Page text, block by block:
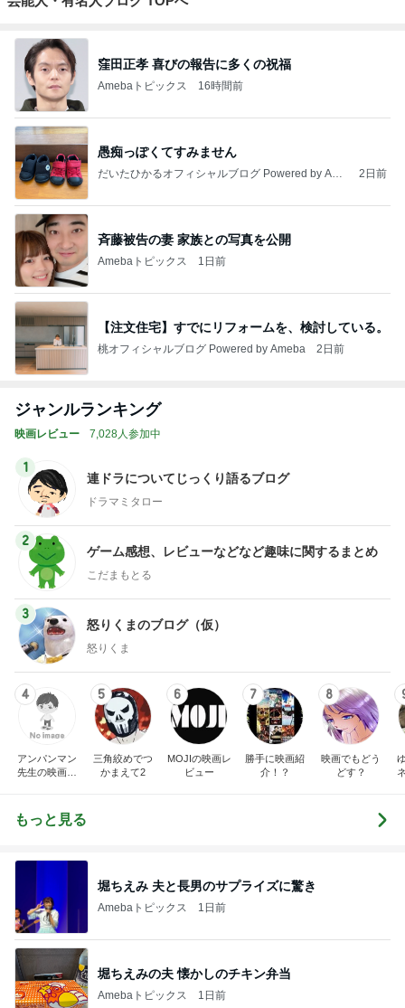
窪田正孝 喜びの報告に多くの祝福
Amebaトピックス 16時間前
愚痴っぽくてすみません
だいたひかるオフィシャルブログ Powered by Ame
2日前
斉藤被告の妻 家族との写真を公開
Amebaトピックス 1日前
【注文住宅】すでにリフォームを、検討している。
桃オフィシャルブログ Powered by Ameba 2日前
ジャンルランキング
映画レビュー 7,028人参加中
1
連ドラについてじっくり語るブログ
ドラマミタロー
2
ゲーム感想、レビューなどなど趣味に関するまとめ
こだまもとる
3
怒りくまのブログ（仮）
怒りくま
4
アンパンマン
先生の映画講
5
三角絞めでつ
かまえて2
6
MOJIの映画レ
ビュー
7
勝手に映画紹
介！？
8
映画でもどう
どす？
もっと見る
堀ちえみ 夫と長男のサプライズに驚き
Amebaトピックス 1日前
堀ちえみの夫 懐かしのチキン弁当
Amebaトピックス 1日前